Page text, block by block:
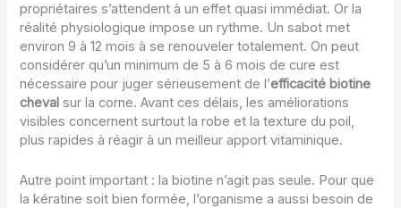
propriétaires s’attendent à un effet quasi immédiat. Or la
réalité physiologique impose un rythme. Un sabot met
environ 9 à 12 mois à se renouveler totalement. On peut
considérer qu’un minimum de 5 à 6 mois de cure est
nécessaire pour juger sérieusement de l’efficacité biotine
cheval sur la corne. Avant ces délais, les améliorations
visibles concernent surtout la robe et la texture du poil,
plus rapides à réagir à un meilleur apport vitaminique.
Autre point important : la biotine n’agit pas seule. Pour que
la kératine soit bien formée, l’organisme a aussi besoin de